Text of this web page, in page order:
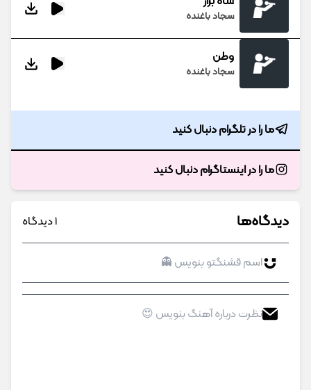
سجاد باغنده
وطن
سجاد باغنده
ما را در تلگرام دنبال کنید
ما را در اینستاگرام دنبال کنید
دیدگاه‌ها 1 دیدگاه